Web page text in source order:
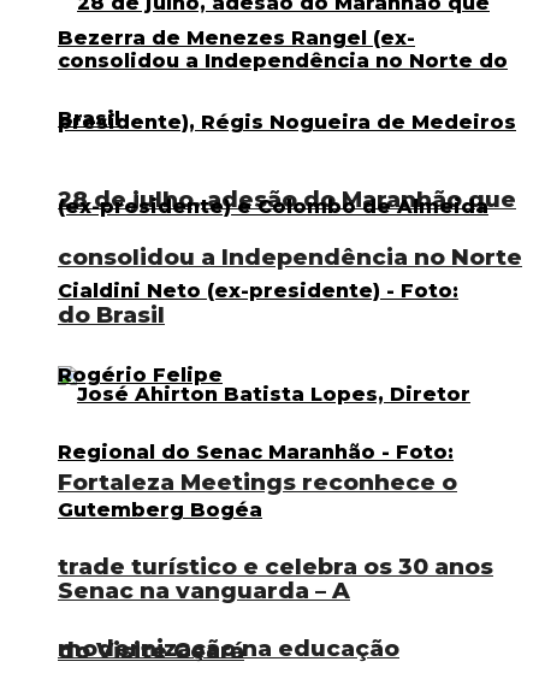
28 de julho, adesão do Maranhão que
consolidou a Independência no Norte
do Brasil
Senac na vanguarda – A
modernização na educação
Fortaleza Meetings reconhece o
trade turístico e celebra os 30 anos
do Visite Ceará